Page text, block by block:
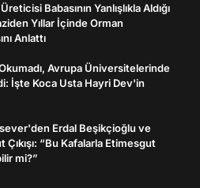
Babasının Yanlışlıkla Aldığı
Yıllar İçinde Orman
Anlattı
Avrupa Üniversitelerinde
İşte Koca Usta Hayri Dev'in
Erdal Beşikçioğlu ve
Çıkışı: “Bu Kafalarla Etimesgut
mi?”